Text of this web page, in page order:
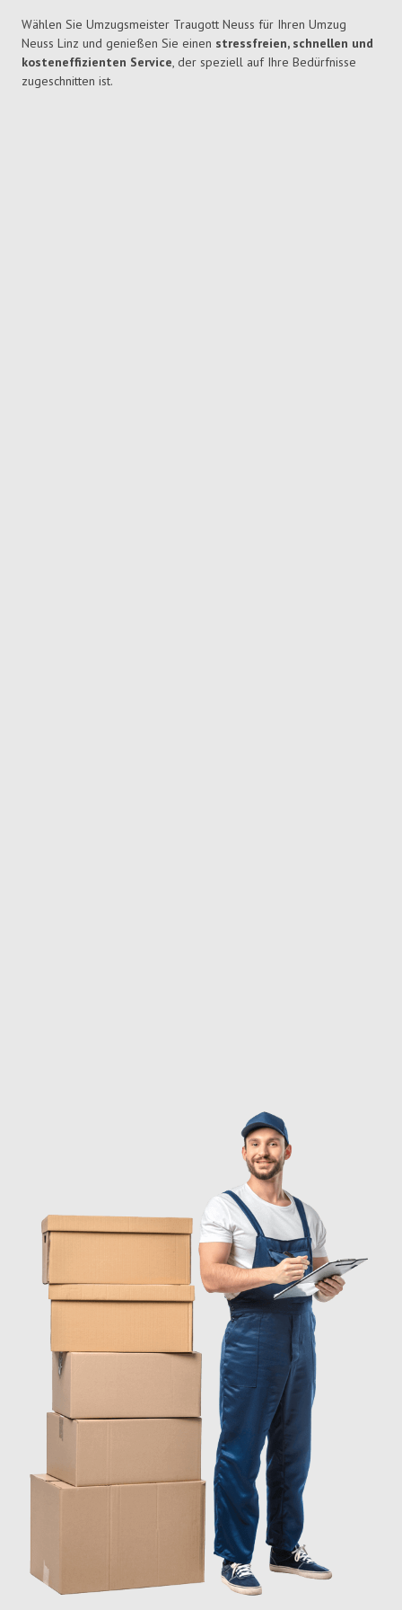
Wählen Sie Umzugsmeister Traugott Neuss für Ihren Umzug
Neuss Linz und genießen Sie einen stressfreien, schnellen und
kosteneffizienten Service, der speziell auf Ihre Bedürfnisse
zugeschnitten ist.